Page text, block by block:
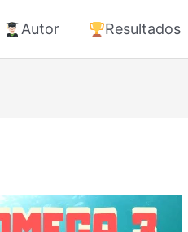
Autor Resultados